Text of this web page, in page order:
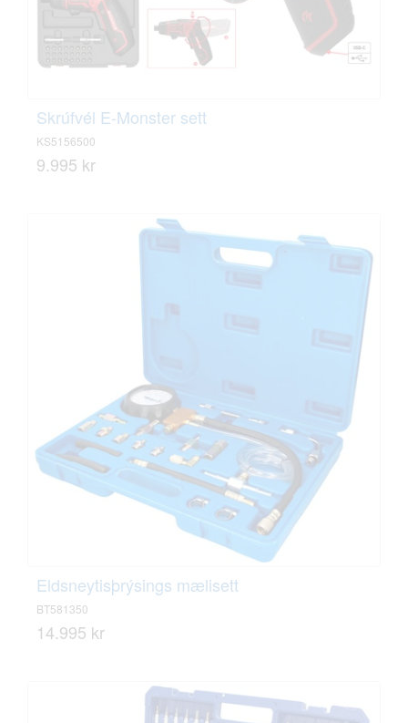
Skrúfvél E-Monster sett
KS5156500
9.995 kr
Eldsneytisþrýsings mælisett
BT581350
14.995 kr